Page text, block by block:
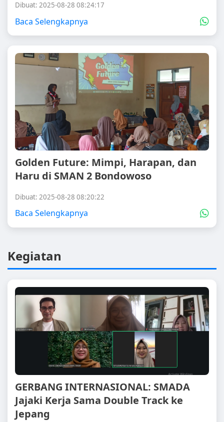
Dibuat: 2025-08-28 08:24:17
Baca Selengkapnya
Golden Future: Mimpi, Harapan, dan
Haru di SMAN 2 Bondowoso
Dibuat: 2025-08-28 08:20:22
Baca Selengkapnya
Kegiatan
GERBANG INTERNASIONAL: SMADA
Jajaki Kerja Sama Double Track ke
Jepang